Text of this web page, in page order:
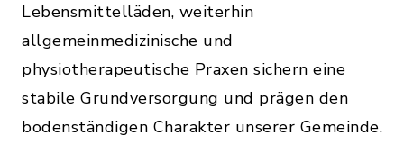
Lebensmittelläden, weiterhin
allgemeinmedizinische und
physiotherapeutische Praxen sichern eine
stabile Grundversorgung und prägen den
bodenständigen Charakter unserer Gemeinde.